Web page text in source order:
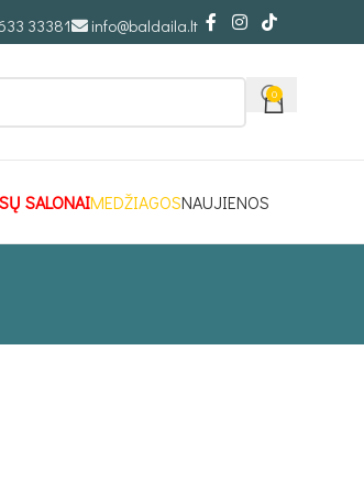
33381 info@baldaila.lt
0
SALONAIMEDŽIAGOSNAUJIENOS